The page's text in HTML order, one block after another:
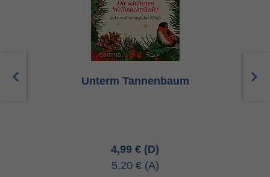
Unterm Tannenbaum
4,99 €
5,20 €